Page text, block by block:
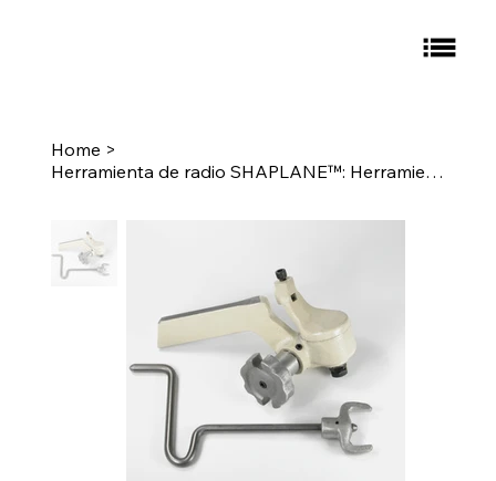
Home >
Herramienta de radio SHAPLANE™: Herramienta de radio convexo n.° 5